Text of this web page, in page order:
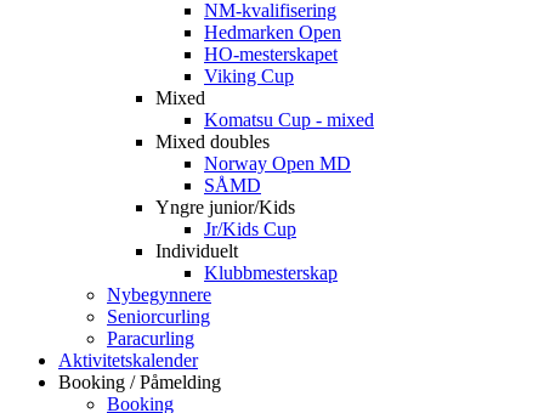
NM-kvalifisering
Hedmarken Open
HO-mesterskapet
Viking Cup
Mixed
Komatsu Cup - mixed
Mixed doubles
Norway Open MD
SÅMD
Yngre junior/Kids
Jr/Kids Cup
Individuelt
Klubbmesterskap
Nybegynnere
Seniorcurling
Paracurling
Aktivitetskalender
Booking / Påmelding
Booking